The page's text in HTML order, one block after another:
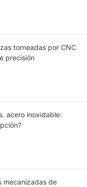
torneadas por CNC
precisión
acero inoxidable:
mecanizadas de